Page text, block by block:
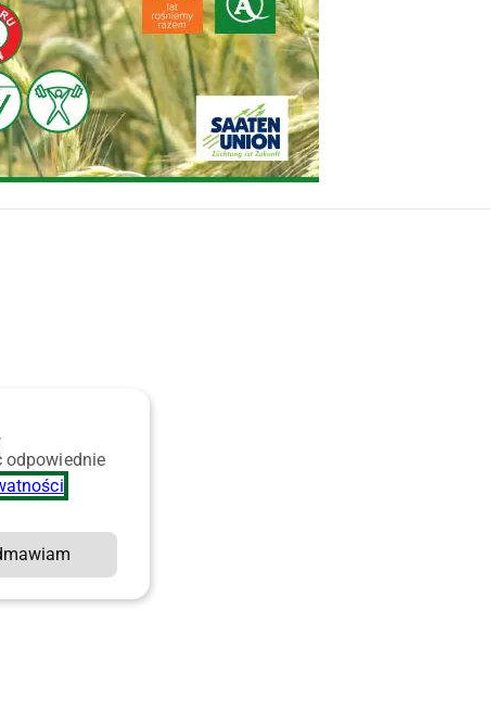
odpowiednie